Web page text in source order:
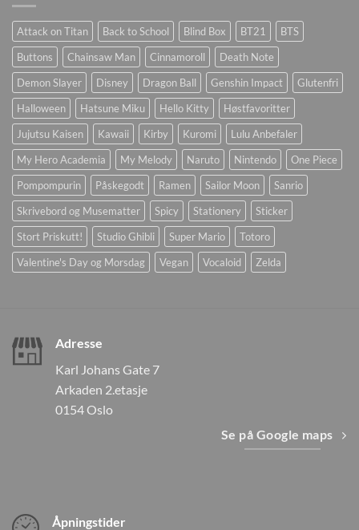
Attack on Titan Back to School Blind Box BT21
BTS
Buttons
Chainsaw Man Cinnamoroll
Death Note
Demon Slayer
Disney Dragon Ball Genshin Impact
Glutenfri
Halloween
Hatsune Miku Hello Kitty
Høstfavoritter
Jujutsu Kaisen
Kawaii Kirby Kuromi
Lulu Anbefaler
My Hero Academia
My Melody Naruto Nintendo
One Piece
Pompompurin
Påskegodt Ramen Sailor Moon
Sanrio
Skrivebord og Musematter
Spicy Stationery
Sticker
Stort Priskutt!
Studio Ghibli Super Mario
Totoro
Valentine's Day og Morsdag
Vegan Vocaloid Zelda
Adresse
Karl Johans Gate 7
Arkaden 2.etasje
0154 Oslo
Se på Google maps
Åpningstider